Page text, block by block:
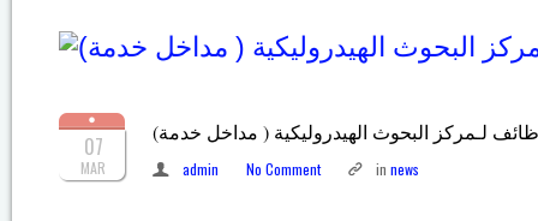
07
MAR
لـمركز البحوث الهيدروليكية ( مداخل خدمة
admin No Comment in news